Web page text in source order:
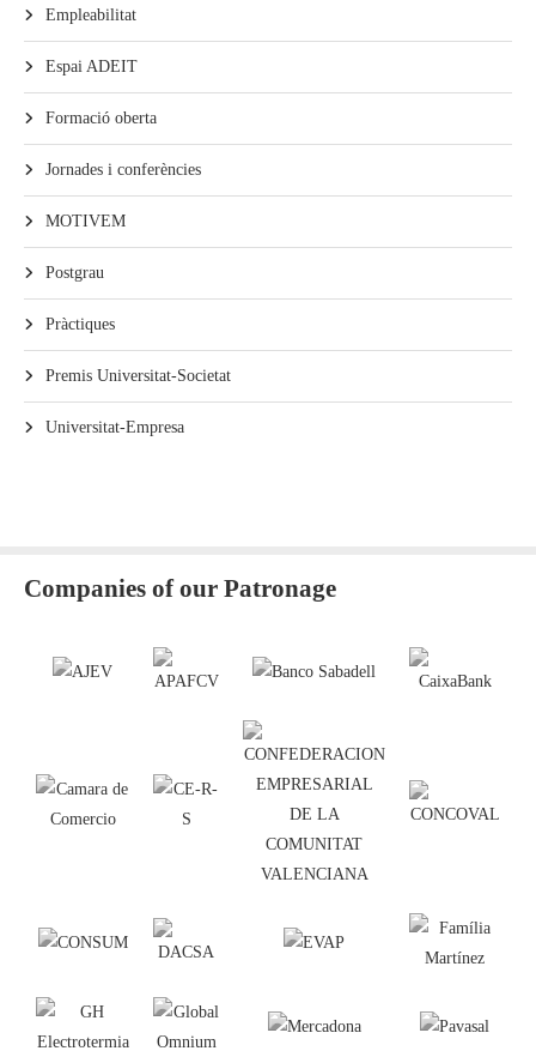
Empleabilitat
Espai ADEIT
Formació oberta
Jornades i conferències
MOTIVEM
Postgrau
Pràctiques
Premis Universitat-Societat
Universitat-Empresa
Companies of our Patronage